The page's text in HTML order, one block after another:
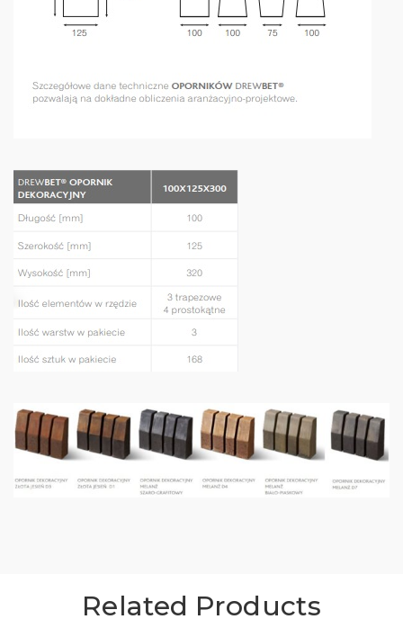
Related Products